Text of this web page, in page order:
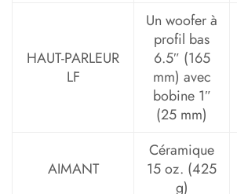
HAUT-PARLEUR
LF
Un woofer à
profil bas
6.5″ (165
mm) avec
bobine 1″
(25 mm)
AIMANT
Céramique
15 oz. (425
g)